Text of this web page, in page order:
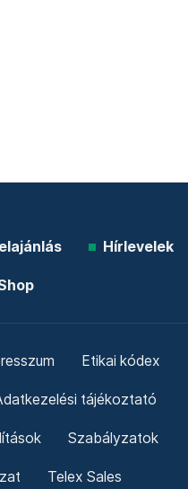
Hírlevelek
Etikai kódex
tájékoztató
Szabályzatok
Telex Sales